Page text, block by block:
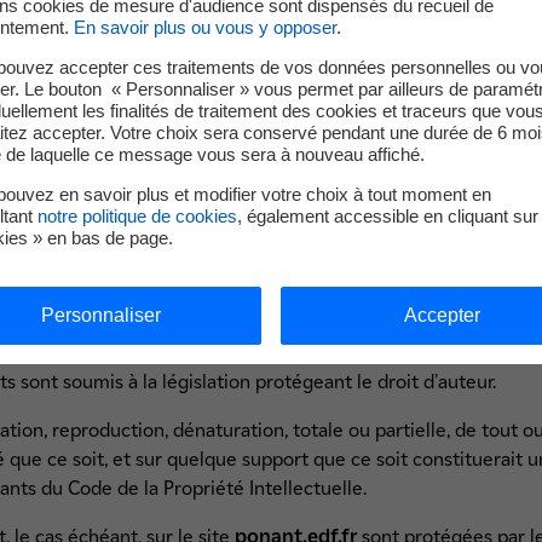
données qui n'est pas utilisé à des fins d'identification mais
sur le site. Il permet des analyses de fréquentation,
» ou «Cookies».
semi-figuratives) d’EDF et des sociétés du groupe EDF
ou représentation totale ou partielle, seules ou
préalable d’EDF ou des sociétés du groupe EDF
textes, images, vidéos, sons, savoir-faire, animations, et
dans le siteponant.edf.fr
, sont la propriété d'EDF ou
sont soumis à la législation protégeant le droit d'auteur.
reproduction, dénaturation, totale ou partielle, de tout
que ce soit, et sur quelque support que ce soit constituerait
du Code de la Propriété Intellectuelle.
le cas échéant, sur le site ponant.edf.frsont protégées par
cookies de mesure d'audience sont dispensés du recueil de
En savoir plus ou vous y opposer.
accepter ces traitements de vos données personnelles ou
Le bouton « Personnaliser » vous permet par ailleurs de
les finalités de traitement des cookies et traceurs que vous
accepter. Votre choix sera conservé pendant une durée de 6
de laquelle ce message vous sera à nouveau affiché.
en savoir plus et modifier votre choix à tout moment en
notre politique de cookies, également accessible en cliquant sur
» en bas de page.
Personnaliser Accepter